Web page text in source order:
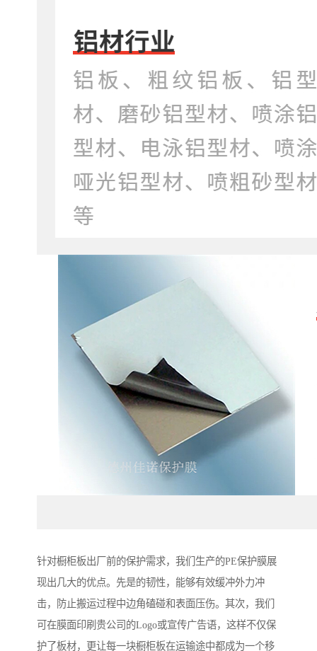
针对橱柜板出厂前的保护需求，我们生产的PE保护膜展
现出几大的优点。先是的韧性，能够有效缓冲外力冲
击，防止搬运过程中边角磕碰和表面压伤。其次，我们
可在膜面印刷贵公司的Logo或宣传广告语，这样不仅保
护了板材，更让每一块橱柜板在运输途中都成为一个移